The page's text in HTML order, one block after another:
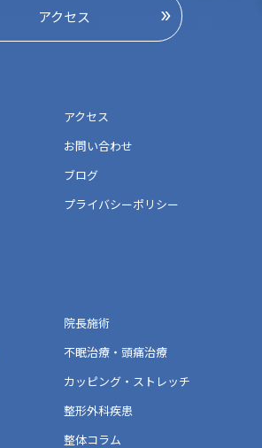
アクセス
アクセス
お問い合わせ
ブログ
プライバシーポリシー
院長施術
不眠治療・頭痛治療
カッピング・ストレッチ
整形外科疾患
整体コラム